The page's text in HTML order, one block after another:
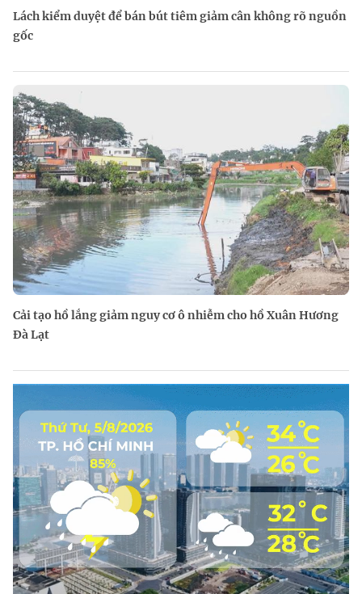
Lách kiểm duyệt để bán bút tiêm giảm cân không rõ nguồn
gốc
Cải tạo hồ lắng giảm nguy cơ ô nhiễm cho hồ Xuân Hương
Đà Lạt